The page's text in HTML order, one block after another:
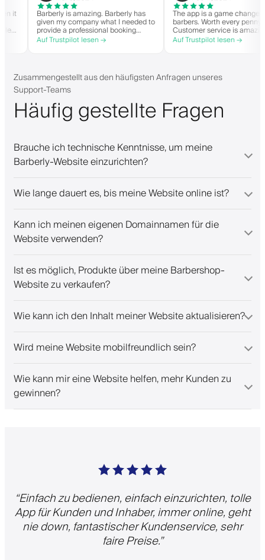
it
able
Barberly is amazing. Barberly has
given my company what I needed to
provide a professional booking
experience for my clients. Their
team has been exceptional,
Auf Trustpilot lesen →
The app is a game
barbers. Worth every
Customer service is
helps with everything
they need. Definitely
Auf Trustpilot lesen →
Zusammengestellt aus den häufigsten Anfragen unseres
Support-Teams
Häufig gestellte Fragen
Brauche ich technische Kenntnisse, um meine
Barberly-Website einzurichten?
Wie lange dauert es, bis meine Website online ist?
Kann ich meinen eigenen Domainnamen für die
Website verwenden?
Ist es möglich, Produkte über meine Barbershop-
Website zu verkaufen?
Wie kann ich den Inhalt meiner Website aktualisieren?
Wird meine Website mobilfreundlich sein?
Wie kann mir eine Website helfen, mehr Kunden zu
gewinnen?
“Einfach zu bedienen, einfach einzurichten, tolle
App für Kunden und Inhaber, immer online, geht
nie down, fantastischer Kundenservice, sehr
faire Preise.”